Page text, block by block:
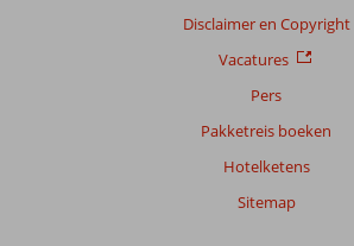
Disclaimer en Copyright
Vacatures
Pers
Pakketreis boeken
Hotelketens
Sitemap